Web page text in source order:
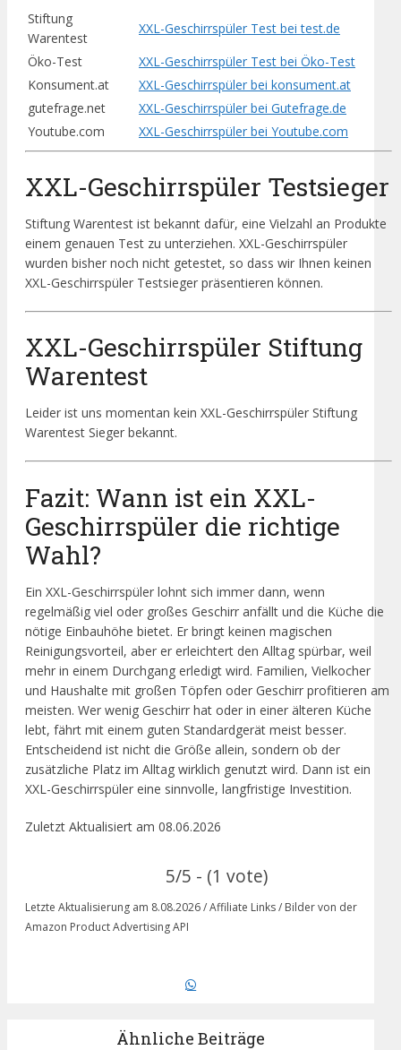
Stiftung
Warentest
XXL-Geschirrspüler Test bei test.de
Öko-Test
XXL-Geschirrspüler Test bei Öko-Test
Konsument.at
XXL-Geschirrspüler bei konsument.at
gutefrage.net
XXL-Geschirrspüler bei Gutefrage.de
Youtube.com
XXL-Geschirrspüler bei Youtube.com
XXL-Geschirrspüler Testsieger
Stiftung Warentest ist bekannt dafür, eine Vielzahl an Produkte
einem genauen Test zu unterziehen. XXL-Geschirrspüler
wurden bisher noch nicht getestet, so dass wir Ihnen keinen
XXL-Geschirrspüler Testsieger präsentieren können.
XXL-Geschirrspüler Stiftung
Warentest
Leider ist uns momentan kein XXL-Geschirrspüler Stiftung
Warentest Sieger bekannt.
Fazit: Wann ist ein XXL-
Geschirrspüler die richtige
Wahl?
Ein XXL-Geschirrspüler lohnt sich immer dann, wenn
regelmäßig viel oder großes Geschirr anfällt und die Küche die
nötige Einbauhöhe bietet. Er bringt keinen magischen
Reinigungsvorteil, aber er erleichtert den Alltag spürbar, weil
mehr in einem Durchgang erledigt wird. Familien, Vielkocher
und Haushalte mit großen Töpfen oder Geschirr profitieren am
meisten. Wer wenig Geschirr hat oder in einer älteren Küche
lebt, fährt mit einem guten Standardgerät meist besser.
Entscheidend ist nicht die Größe allein, sondern ob der
zusätzliche Platz im Alltag wirklich genutzt wird. Dann ist ein
XXL-Geschirrspüler eine sinnvolle, langfristige Investition.
Zuletzt Aktualisiert am 08.06.2026
5/5 - (1 vote)
Letzte Aktualisierung am 8.08.2026 / Affiliate Links / Bilder von der
Amazon Product Advertising API
Ähnliche Beiträge